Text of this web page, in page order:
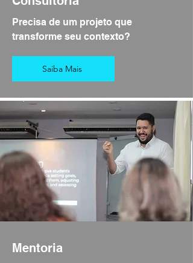
Precisa de um projeto que
transforme seu contexto?
Saiba Mais
Mentoria